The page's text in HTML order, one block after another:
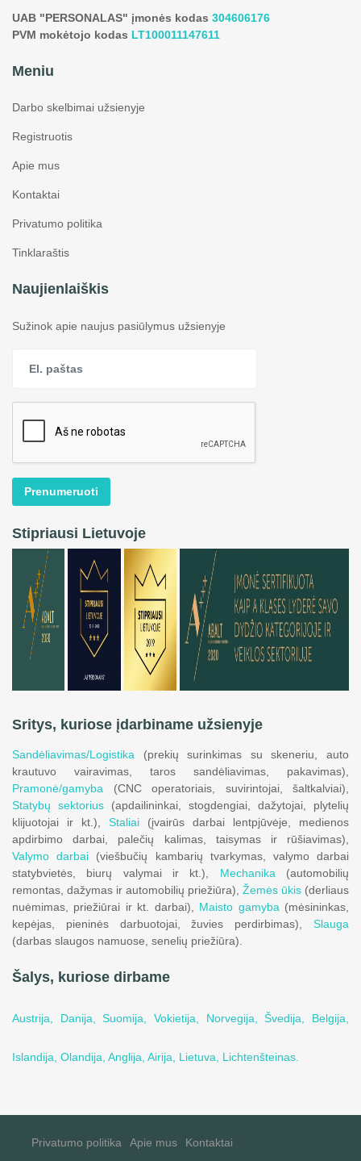
UAB "PERSONALAS" įmonės kodas 304606176
PVM mokėtojo kodas LT100011147611
Meniu
Darbo skelbimai užsienyje
Registruotis
Apie mus
Kontaktai
Privatumo politika
Tinklaraštis
Naujienlaiškis
Sužinok apie naujus pasiūlymus užsienyje
Prenumeruoti
Stipriausi Lietuvoje
Sritys, kuriose įdarbiname užsienyje
Sandėliavimas/Logistika (prekių surinkimas su skeneriu, auto
krautuvo vairavimas, taros sandėliavimas, pakavimas),
Pramonė/gamyba (CNC operatoriais, suvirintojai, šaltkalviai),
Statybų sektorius (apdailininkai, stogdengiai, dažytojai, plytelių
klijuotojai ir kt.), Staliai (įvairūs darbai lentpjūvėje, medienos
apdirbimo darbai, palečių kalimas, taisymas ir rūšiavimas),
Valymo darbai (viešbučių kambarių tvarkymas, valymo darbai
statybvietės, biurų valymai ir kt.), Mechanika (automobilių
remontas, dažymas ir automobilių priežiūra), Žemės ūkis (derliaus
nuėmimas, priežiūrai ir kt. darbai), Maisto gamyba (mėsininkas,
kepėjas, pieninės darbuotojai, žuvies perdirbimas), Slauga
(darbas slaugos namuose, senelių priežiūra).
Šalys, kuriose dirbame
Austrija, Danija,Suomija,Vokietija, Norvegija,Švedija, Belgija,
Islandija, Olandija, Anglija, Airija, Lietuva, Lichtenšteinas.
Privatumo politika Apie mus Kontaktai